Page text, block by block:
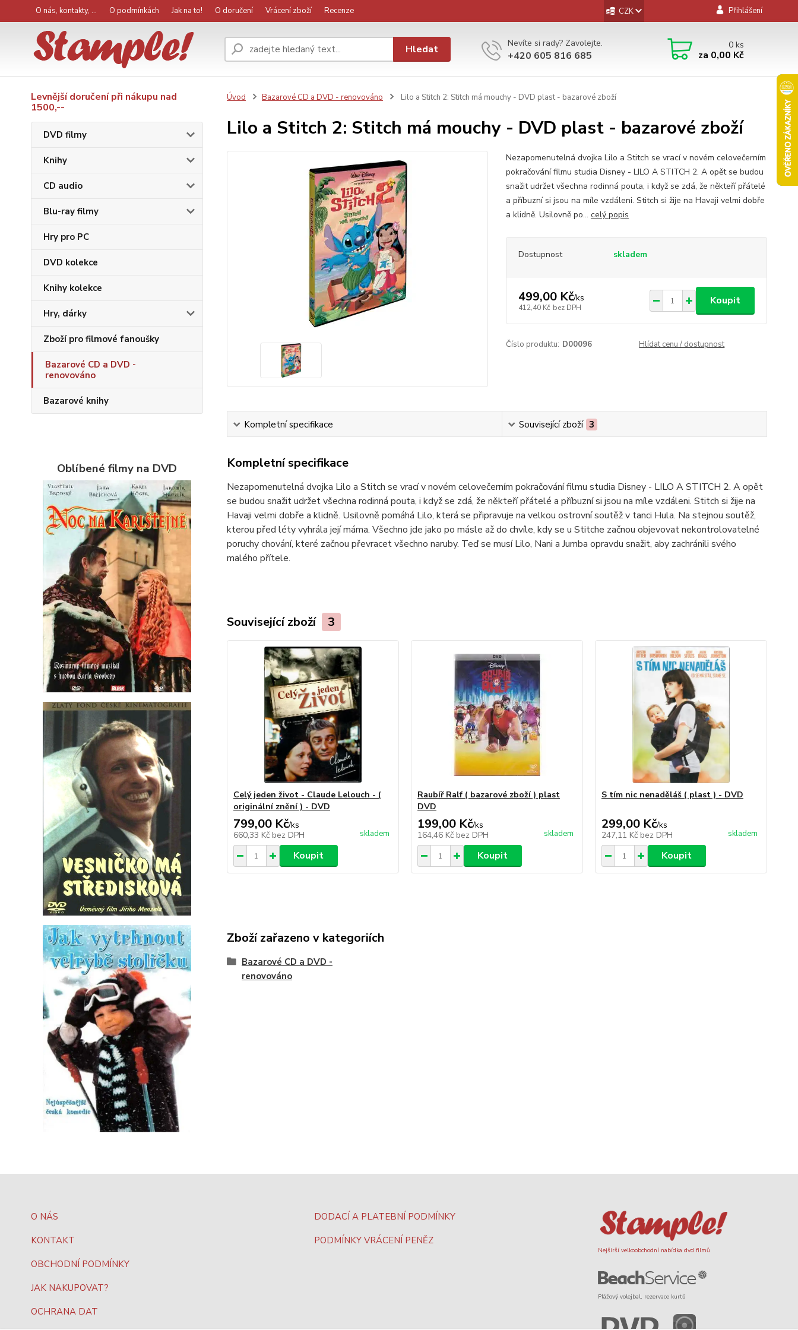
O nás, kontakty, ... O podmínkách Jak na to! O doručení Vrácení zboží Recenze CZK Přihlášení
Hledat Nevíte si rady? Zavolejte.
+420 605 816 685
0ks
za 0,00 Kč
Levnější doručení při nákupu nad
1500,--
DVD filmy
Knihy
CD audio
Blu-ray filmy
Hry pro PC
DVD kolekce
Knihy kolekce
Hry, dárky
Zboží pro filmové fanoušky
Bazarové CD a DVD -
renovováno
Bazarové knihy
Oblíbené filmy na DVD
Úvod Bazarové CD a DVD - renovováno Lilo a Stitch 2: Stitch má mouchy - DVD plast - bazarové zboží
Lilo a Stitch 2: Stitch má mouchy - DVD plast - bazarové zboží
Nezapomenutelná dvojka Lilo a Stitch se vrací v novém celovečerním
pokračování filmu studia Disney - LILO A STITCH 2. A opět se budou
snažit udržet všechna rodinná pouta, i když se zdá, že někteří přátelé
a příbuzní si jsou na míle vzdáleni. Stitch si žije na Havaji velmi dobře
a klidně. Usilovně po... celý popis
Dostupnost skladem
499,00 Kč/ks
412,40 Kč bez DPH
Koupit
Číslo produktu: D00096 Hlídat cenu / dostupnost
Kompletní specifikace Související zboží 3
Kompletní specifikace
Nezapomenutelná dvojka Lilo a Stitch se vrací v novém celovečerním pokračování filmu studia Disney - LILO A STITCH 2. A opět
se budou snažit udržet všechna rodinná pouta, i když se zdá, že někteří přátelé a příbuzní si jsou na míle vzdáleni. Stitch si žije na
Havaji velmi dobře a klidně. Usilovně pomáhá Lilo, která se připravuje na velkou ostrovní soutěž v tanci Hula. Na stejnou soutěž,
kterou před léty vyhrála její máma. Všechno jde jako po másle až do chvíle, kdy se u Stitche začnou objevovat nekontrolovatelné
poruchy chování, které začnou převracet všechno naruby. Teď se musí Lilo, Nani a Jumba opravdu snažit, aby zachránili svého
malého přítele.
Související zboží 3
Celý jeden život - Claude Lelouch - (
originální znění ) - DVD
799,00 Kč/ks
660,33 Kč bez DPH skladem
Koupit
Raubíř Ralf ( bazarové zboží ) plast
DVD
199,00 Kč/ks
164,46 Kč bez DPH skladem
Koupit
S tím nic nenaděláš ( plast ) - DVD
299,00 Kč/ks
247,11 Kč bez DPH skladem
Koupit
Zboží zařazeno v kategoriích
Bazarové CD a DVD -
renovováno
O NÁS
KONTAKT
OBCHODNÍ PODMÍNKY
JAK NAKUPOVAT?
OCHRANA DAT
DODACÍ A PLATEBNÍ PODMÍNKY
PODMÍNKY VRÁCENÍ PENĚZ
Nejširší velkoobchodní nabídka dvd filmů
Plážový volejbal, rezervace kurtů